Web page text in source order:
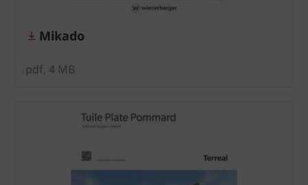
Mikado
pdf, 4 MB